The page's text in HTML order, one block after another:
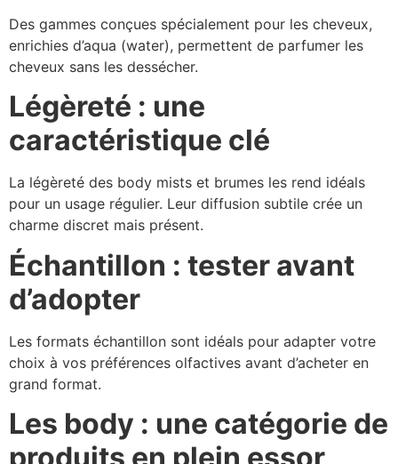
Des gammes conçues spécialement pour les cheveux,
enrichies d’aqua (water), permettent de parfumer les
cheveux sans les dessécher.
Légèreté : une
caractéristique clé
La légèreté des body mists et brumes les rend idéals
pour un usage régulier. Leur diffusion subtile crée un
charme discret mais présent.
Échantillon : tester avant
d’adopter
Les formats échantillon sont idéals pour adapter votre
choix à vos préférences olfactives avant d’acheter en
grand format.
Les body : une catégorie de